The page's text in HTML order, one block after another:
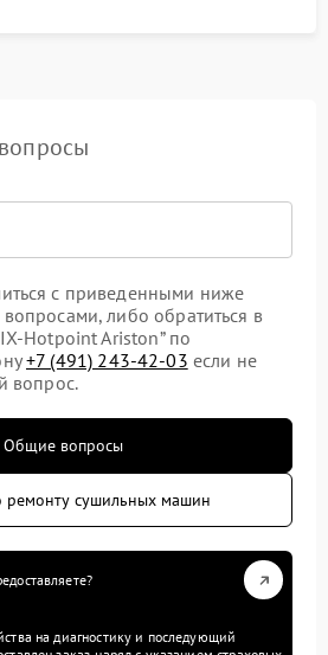
с приведенными ниже
либо обратиться в
Hotpoint Ariston” по
+7 (491) 243-42-03 если не
вопрос.
Общие вопросы
ремонту сушильных машин
на диагностику и последующий